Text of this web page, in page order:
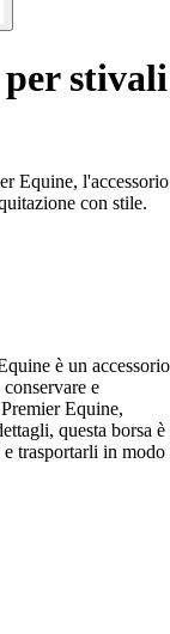
stivali
Equine, l'accessorio
con stile.
è un accessorio
e
Equine,
questa borsa è
trasportarli in modo